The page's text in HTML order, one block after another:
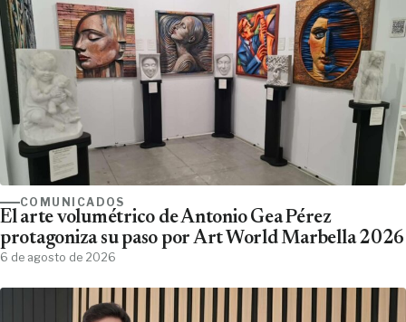
COMUNICADOS
El arte volumétrico de Antonio Gea Pérez
protagoniza su paso por Art World Marbella 2026
6 de agosto de 2026